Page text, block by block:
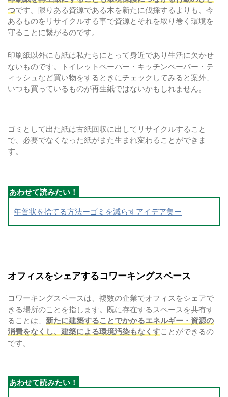
つです。限りある資源である木を新たに伐採するよりも、今
あるものをリサイクルする事で資源とそれを取り巻く環境を
守ることに繋がるのです。
印刷紙以外にも紙は私たちにとって身近であり生活に欠かせ
ないものです。トイレットペーパー・キッチンペーパー・テ
ィッシュなど買い物をするときにチェックしてみると案外、
いつも買っているものが再生紙ではないかもしれません。
ゴミとして出た紙は古紙回収に出してリサイクルすること
で、必要でなくなった紙がまた生まれ変わることができま
す。
年賀状を捨てる方法ーゴミを減らすアイデア集ー
オフィスをシェアするコワーキングスペース
コワーキングスペースは、複数の企業でオフィスをシェアで
きる場所のことを指します。既に存在するスペースを共有す
ることは、 新たに建築することでかかるエネルギー・資源の
消費をなくし、建築による環境汚染もなくすことができるの
です。